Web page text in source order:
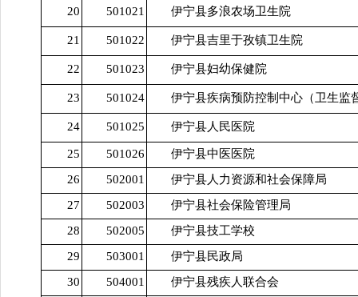
20 501021 伊宁县多浪农场卫生院
21 501022 伊宁县吉里于孜镇卫生院
22 501023 伊宁县妇幼保健院
23 501024 伊宁县疾病预防控制中心（卫生监
24 501025 伊宁县人民医院
25 501026
伊宁县中医医院
26
502001
伊宁县人力资源和社会保障局
27
502003
伊宁县社会保险管理局
28
502005
伊宁县技工学校
29
503001
伊宁县民政局
30
504001 伊宁县残疾人联合会